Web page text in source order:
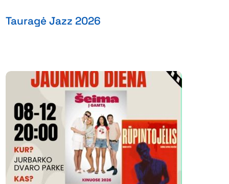
Tauragė Jazz 2026